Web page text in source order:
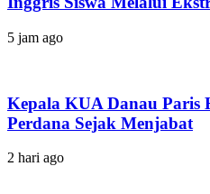
5 jam ago
Kepala KUA Danau Paris
Perdana Sejak Menjabat
2 hari ago